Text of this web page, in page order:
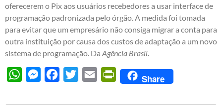
oferecerem o Pix aos usuários recebedores a usar interface de
programação padronizada pelo órgão. A medida foi tomada
para evitar que um empresário não consiga migrar a conta para
outra instituição por causa dos custos de adaptação a um novo
sistema de programação. Da Agência Brasil.
WhatsAppMessengerFacebook
Twitter Email PrintFriendly
Share